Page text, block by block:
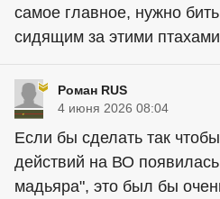
самое главное, нужно
сидящим за этими
Роман RUS
4 июня 2026 08:04
Если бы сделать так
действий на ВО появилась
мадьяра", это был бы